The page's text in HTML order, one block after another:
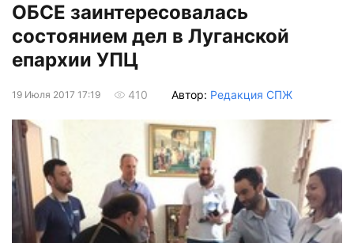
ОБСЕ заинтересовалась
состоянием дел в Луганской
епархии УПЦ
19 Июля 2017 17:19 410 Автор: Редакция СПЖ